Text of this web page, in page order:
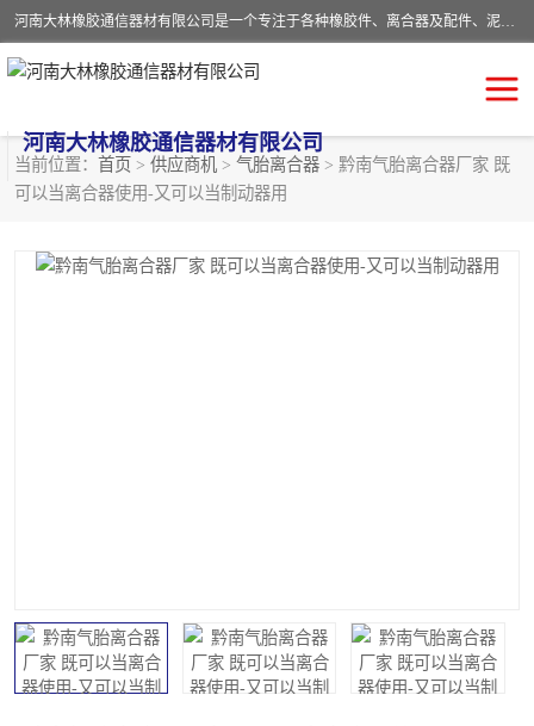
河南大林橡胶通信器材有限公司是一个专注于各种橡胶件、离合器及配件、泥浆泵及配件等产品设计制造和加工的企业。产品应用于矿山、冶金、石油、钢铁、化工、水泥、船舶、造纸、通用机械等各种大功率机械传动或制动装置。
河南大林橡胶通信器材有限公司
当前位置： 首页 > 供应商机 > 气胎离合器 > 黔南气胎离合器厂家 既
可以当离合器使用-又可以当制动器用
推盘离合器
VC离合器 矿山离合器